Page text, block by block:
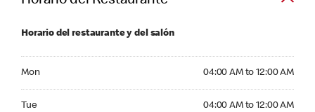
Horario del restaurante y del salón
Mon 04:00 AM to 12:00 AM
Tue 04:00 AM to 12:00 AM